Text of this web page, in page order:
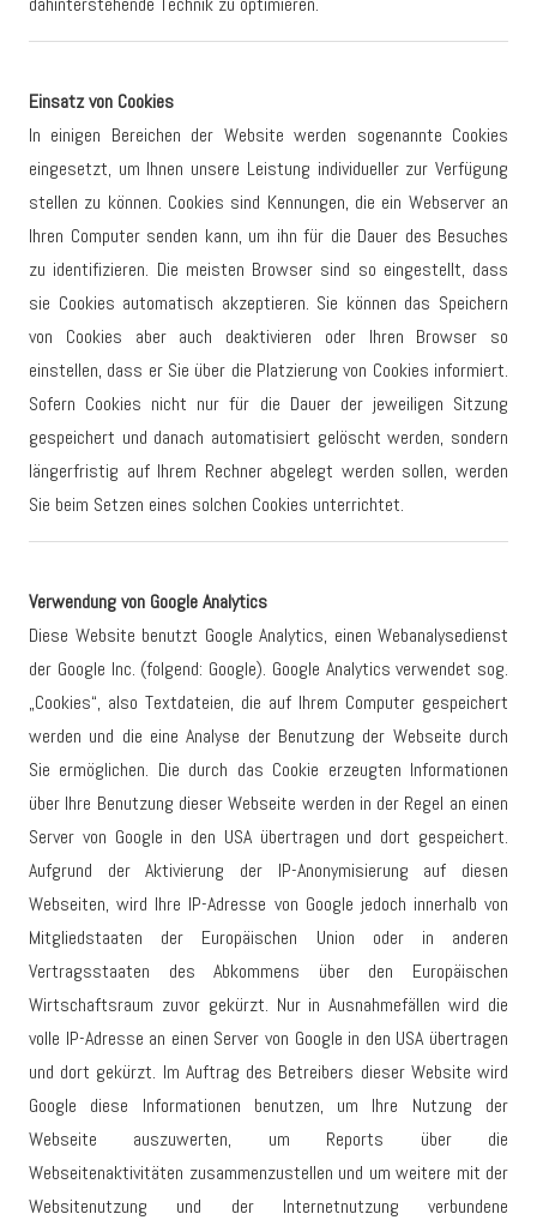
Einsatz von Cookies
In einigen Bereichen der Website werden sogenannte Cookies
eingesetzt, um Ihnen unsere Leistung individueller zur Verfügung
stellen zu können. Cookies sind Kennungen, die ein Webserver an
Ihren Computer senden kann, um ihn für die Dauer des Besuches
zu identifizieren. Die meisten Browser sind so eingestellt, dass
sie Cookies automatisch akzeptieren. Sie können das Speichern
von Cookies aber auch deaktivieren oder Ihren Browser so
einstellen, dass er Sie über die Platzierung von Cookies informiert.
Sofern Cookies nicht nur für die Dauer der jeweiligen Sitzung
gespeichert und danach automatisiert gelöscht werden, sondern
längerfristig auf Ihrem Rechner abgelegt werden sollen, werden
Sie beim Setzen eines solchen Cookies unterrichtet.
Verwendung von Google Analytics
Diese Website benutzt Google Analytics, einen Webanalysedienst
der Google Inc. (folgend: Google). Google Analytics verwendet sog.
„Cookies“, also Textdateien, die auf Ihrem Computer gespeichert
werden und die eine Analyse der Benutzung der Webseite durch
Sie ermöglichen. Die durch das Cookie erzeugten Informationen
über Ihre Benutzung dieser Webseite werden in der Regel an einen
Server von Google in den USA übertragen und dort gespeichert.
Aufgrund der Aktivierung der IP-Anonymisierung auf diesen
Webseiten, wird Ihre IP-Adresse von Google jedoch innerhalb von
Mitgliedstaaten der Europäischen Union oder in anderen
Vertragsstaaten des Abkommens über den Europäischen
Wirtschaftsraum zuvor gekürzt. Nur in Ausnahmefällen wird die
volle IP-Adresse an einen Server von Google in den USA übertragen
und dort gekürzt. Im Auftrag des Betreibers dieser Website wird
Google diese Informationen benutzen, um Ihre Nutzung der
Webseite auszuwerten, um Reports über die
Webseitenaktivitäten zusammenzustellen und um weitere mit der
Websitenutzung und der Internetnutzung verbundene